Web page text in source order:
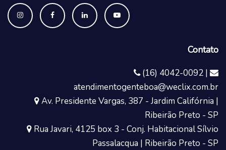
Contato
(16) 4042-0092 |
atendimentogenteboa@weclix.com.br
Av. Presidente Vargas, 387 - Jardim Califórnia |
Ribeirão Preto - SP
Rua Javari, 4125 box 3 - Conj. Habitacional Sílvio
Passalacqua | Ribeirão Preto - SP